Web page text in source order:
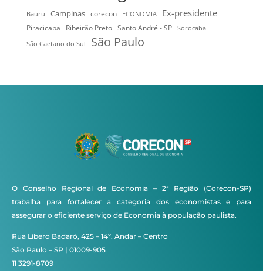
Bauru Campinas corecon ECONOMIA Ex-presidente
Piracicaba Ribeirão Preto Santo André - SP
Sorocaba
São Caetano do Sul
São Paulo
O Conselho Regional de Economia – 2ª Região (Corecon-SP)
trabalha para fortalecer a categoria dos economistas e para
assegurar o eficiente serviço de Economia à população paulista.
Rua Líbero Badaró, 425 – 14º. Andar – Centro
São Paulo – SP | 01009-905
11 3291-8709